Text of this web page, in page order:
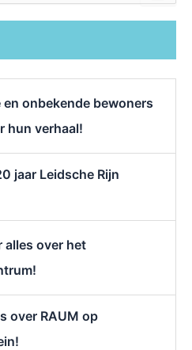
en onbekende bewoners
hun verhaal!
jaar Leidsche Rijn
alles over het
over RAUM op